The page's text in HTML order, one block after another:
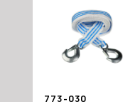
773-030